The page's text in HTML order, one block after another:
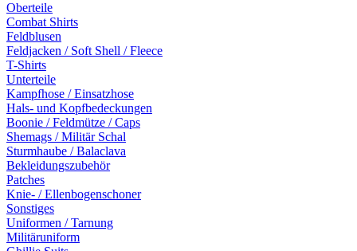
Oberteile
Combat Shirts
Feldblusen
Feldjacken / Soft Shell / Fleece
T-Shirts
Unterteile
Kampfhose / Einsatzhose
Hals- und Kopfbedeckungen
Boonie / Feldmütze / Caps
Shemags / Militär Schal
Sturmhaube / Balaclava
Bekleidungszubehör
Patches
Knie- / Ellenbogenschoner
Sonstiges
Uniformen / Tarnung
Militäruniform